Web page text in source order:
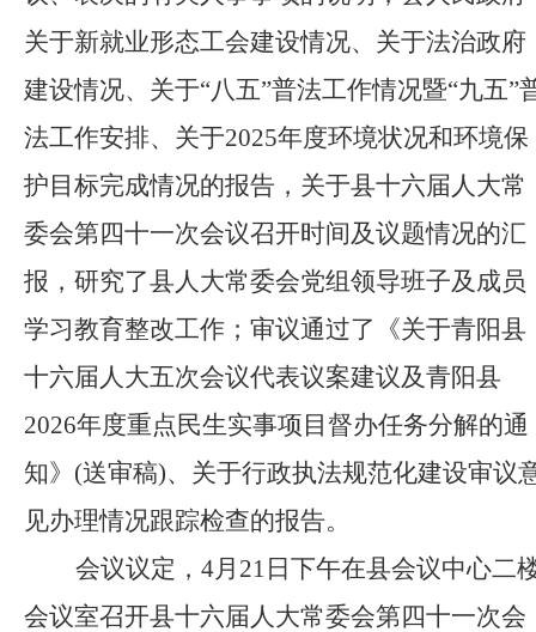
关于新就业形态工会建设情况、关于法治政府
建设情况、关于“八五”普法工作情况暨“九五”
法工作安排、关于2025年度环境状况和环境保
护目标完成情况的报告，关于县十六届人大常
委会第四十一次会议召开时间及议题情况的汇
报，研究了县人大常委会党组领导班子及成员
学习教育整改工作；审议通过了《关于青阳县
十六届人大五次会议代表议案建议及青阳县
2026年度重点民生实事项目督办任务分解的通
知》(送审稿)、关于行政执法规范化建设审议
见办理情况跟踪检查的报告。
会议议定， 4月21日下午在县会议中心二
会议室召开县十六届人大常委会第四十一次会